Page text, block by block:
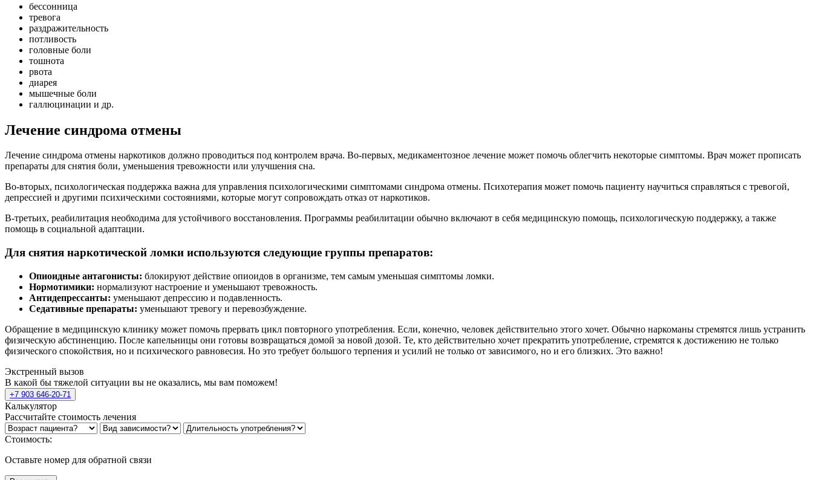
бессонница
тревога
раздражительность
потливость
головные боли
тошнота
рвота
диарея
мышечные боли
галлюцинации и др.
Лечение синдрома отмены
Лечение синдрома отмены наркотиков должно проводиться под контролем врача. Во-первых, медикаментозное лечение может помочь облегчить некоторые симптомы. Врач может прописать
препараты для снятия боли, уменьшения тревожности или улучшения сна.
Во-вторых, психологическая поддержка важна для управления психологическими симптомами синдрома отмены. Психотерапия может помочь пациенту научиться справляться с тревогой,
депрессией и другими психическими состояниями, которые могут сопровождать отказ от наркотиков.
В-третьих, реабилитация необходима для устойчивого восстановления. Программы реабилитации обычно включают в себя медицинскую помощь, психологическую поддержку, а также
помощь в социальной адаптации.
Для снятия наркотической ломки используются следующие группы препаратов:
Опиоидные антагонисты: блокируют действие опиоидов в организме, тем самым уменьшая симптомы ломки.
Нормотимики: нормализуют настроение и уменьшают тревожность.
Антидепрессанты: уменьшают депрессию и подавленность.
Седативные препараты: уменьшают тревогу и перевозбуждение.
Обращение в медицинскую клинику может помочь прервать цикл повторного употребления. Если, конечно, человек действительно этого хочет. Обычно наркоманы стремятся лишь устранить
физическую абстиненцию. После капельницы они готовы возвращаться домой за новой дозой. Те, кто действительно хочет прекратить употребление, стремятся к достижению не только
физического спокойствия, но и психического равновесия. Но это требует большого терпения и усилий не только от зависимого, но и его близких. Это важно!
Экстренный вызов
В какой бы тяжелой ситуации вы не оказались, мы вам поможем!
+7 903 646-20-71
Калькулятор
Рассчитайте стоимость лечения
Стоимость:
Оставьте номер для обратной связи